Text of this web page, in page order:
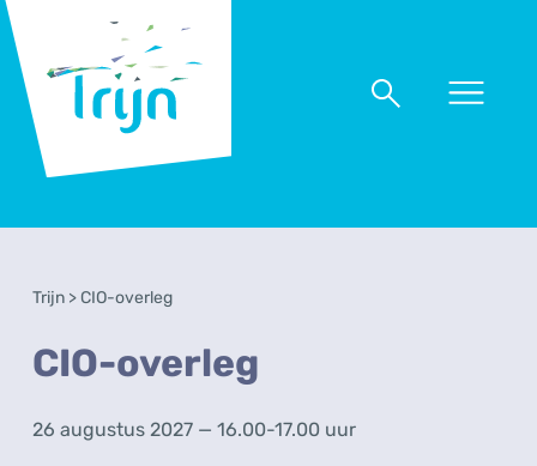
Trijn
Naar
Naar
Trijn > CIO-overleg
CIO-overleg
26 augustus 2027 — 16.00-17.00 uur